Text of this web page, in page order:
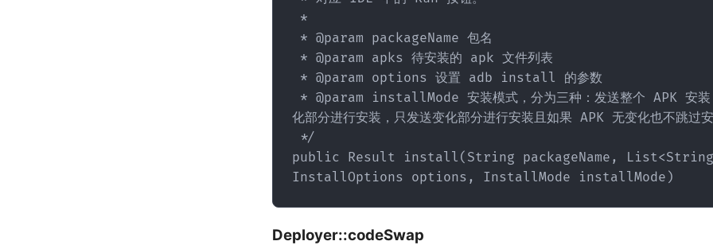
化部分进行安装，只发送变化部分进行安装且如果 APK 无变化也不跳过
public Result install(String packageName,
InstallOptions options, InstallMode installMode)
Deployer::codeSwap